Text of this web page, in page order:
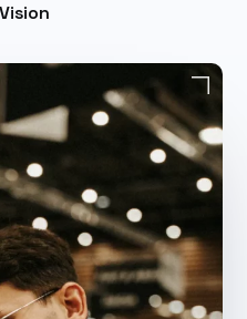
Vision